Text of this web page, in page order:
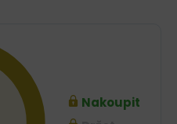
Nakoupit